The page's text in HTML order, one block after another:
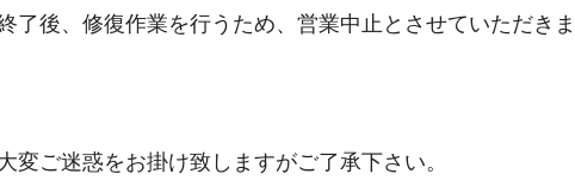
了後、修復作業を行うため、営業中止とさせていただきま
変ご迷惑をお掛け致しますがご了承下さい。